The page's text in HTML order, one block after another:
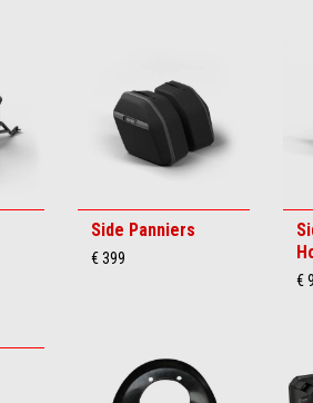
Side Panniers
€ 399
€